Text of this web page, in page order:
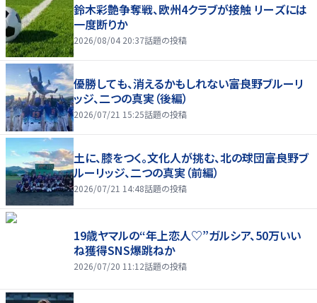
鈴木彩艶争奪戦、欧州4クラブが接触 リーズには
一度断りか
2026/08/04 20:37話題の投稿
優勝しても、消えるかもしれない――富良野ブルーリ
ッジ、二つの真実（後編）
2026/07/21 15:25話題の投稿
土に、膝をつく。文化人が挑む、北の球団――富良野ブ
ルーリッジ、二つの真実（前編）
2026/07/21 14:48話題の投稿
19歳ヤマルの“年上恋人♡”ガルシア、50万いい
ね獲得SNS爆跳ねか
2026/07/20 11:12話題の投稿